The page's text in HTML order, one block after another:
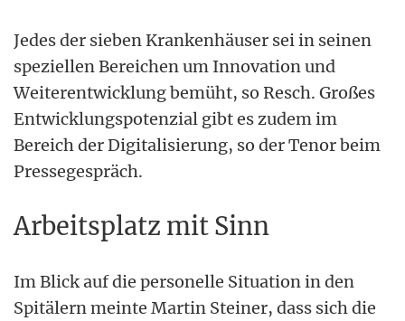
Jedes der sieben Krankenhäuser sei in seinen
speziellen Bereichen um Innovation und
Weiterentwicklung bemüht, so Resch. Großes
Entwicklungspotenzial gibt es zudem im
Bereich der Digitalisierung, so der Tenor beim
Pressegespräch.
Arbeitsplatz mit Sinn
Im Blick auf die personelle Situation in den
Spitälern meinte Martin Steiner, dass sich die